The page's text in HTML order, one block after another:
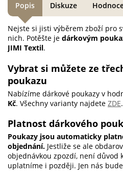
Nejste si jisti výběrem zboží pro
nich. Potěšte je dárkovým
JIMI Textil.
Vybrat si můžete ze
poukazu
Nabízíme dárkové poukazy v
Kč. Všechny varianty najdete ZDE.
Platnost dárkového
Poukazy jsou automaticky
objednání. Jestliže se ale
objednávkou zpozdí, není důvod
uplatníme i později. Jen nás
Popis Diskuze